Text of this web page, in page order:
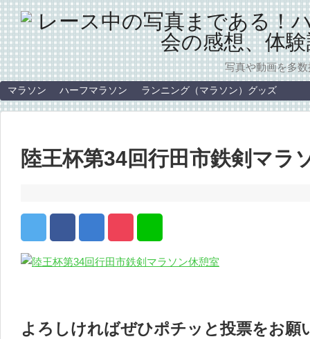
写真や動画を多
マラソン ハーフマラソン ランニング（マラソン）グッズ
陸王杯第34回行田市鉄剣マラ
よろしければぜひポチッと投票をお願